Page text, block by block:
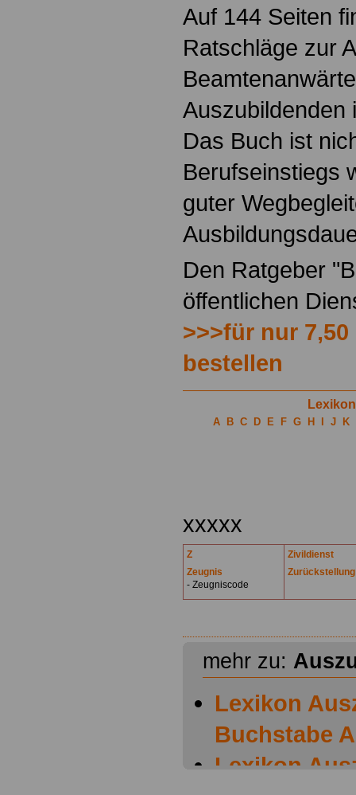
Auf 144 Seiten
Ratschläge zur
Auszubildenden
Das Buch ist
Berufseinstiegs
guter
Den Ratgeber
öffentlichen
>>>für nur
bestellen
A B C D E F G H J K
xxxxx
Z
Zeugnis
- Zeugniscode
Zivildienst
Zurückstellung
mehr zu:
Lexikon
Buchstabe A
Lexikon